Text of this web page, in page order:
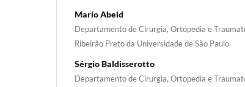
Mario Abeid
Departamento de Cirurgia, Ortopedia e
Ribeirão Preto da Universidade de São Paulo.
Sérgio Baldisserotto
Departamento de Cirurgia, Ortopedia e